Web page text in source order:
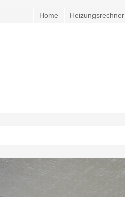
Home Heizungsrechner